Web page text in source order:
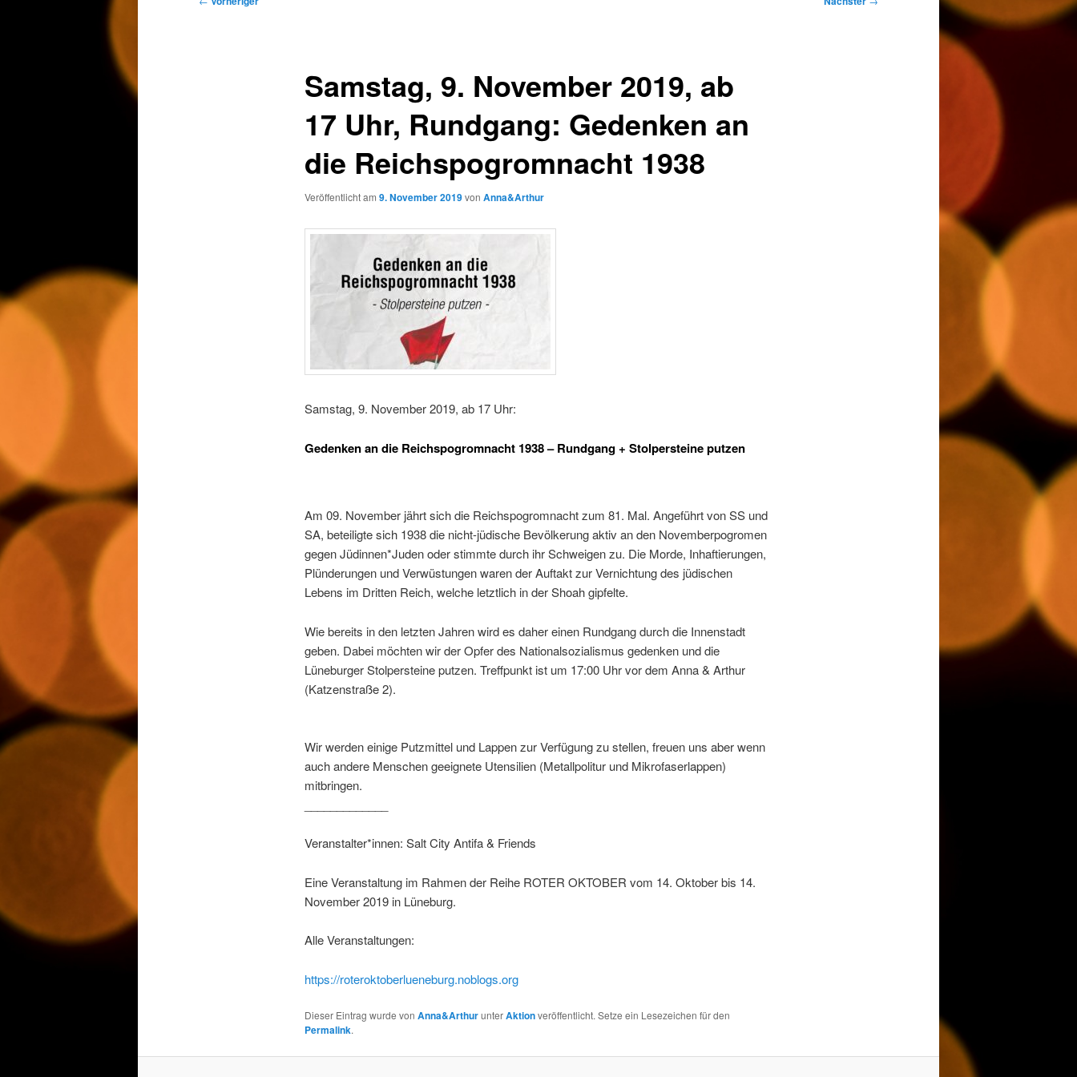
Samstag, 9. November 2019, ab
17 Uhr, Rundgang: Gedenken an
die Reichspogromnacht 1938
Veröffentlicht am 9. November 2019von Anna&Arthur
Samstag, 9. November 2019, ab 17 Uhr:
Gedenken an die Reichspogromnacht 1938 – Rundgang + Stolpersteine putzen
Am 09. November jährt sich die Reichspogromnacht zum 81. Mal. Angeführt von SS und
SA, beteiligte sich 1938 die nicht-jüdische Bevölkerung aktiv an den Novemberpogromen
gegen Jüdinnen*Juden oder stimmte durch ihr Schweigen zu. Die Morde, Inhaftierungen,
Plünderungen und Verwüstungen waren der Auftakt zur Vernichtung des jüdischen
Lebens im Dritten Reich, welche letztlich in der Shoah gipfelte.
Wie bereits in den letzten Jahren wird es daher einen Rundgang durch die Innenstadt
geben. Dabei möchten wir der Opfer des Nationalsozialismus gedenken und die
Lüneburger Stolpersteine putzen. Treffpunkt ist um 17:00 Uhr vor dem Anna & Arthur
(Katzenstraße 2).
Wir werden einige Putzmittel und Lappen zur Verfügung zu stellen, freuen uns aber wenn
auch andere Menschen geeignete Utensilien (Metallpolitur und Mikrofaserlappen)
mitbringen.
Veranstalter*innen: Salt City Antifa & Friends
Eine Veranstaltung im Rahmen der Reihe ROTER OKTOBER vom 14. Oktober bis 14.
November 2019 in Lüneburg.
Alle Veranstaltungen:
https://roteroktoberlueneburg.noblogs.org
Dieser Eintrag wurde von Anna&ArthurunterAktionveröffentlicht. Setze ein Lesezeichen für den
Permalink.